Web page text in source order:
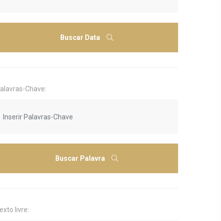
Buscar Data
Chave:
Buscar Palavra
livre: